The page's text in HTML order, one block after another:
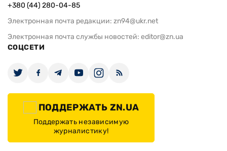
+380 (44) 280-04-85
Электронная почта редакции: zn94@ukr.net
Электронная почта службы новостей: editor@zn.ua
СОЦСЕТИ
ПОДДЕРЖАТЬ ZN.UA
Поддержать независимую
журналистику!